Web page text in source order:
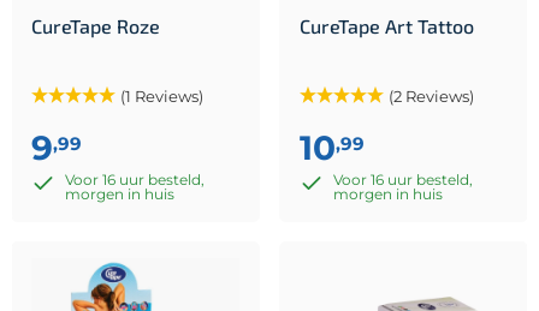
CureTape Roze
(1 Reviews)
9,99
Voor 16 uur besteld,
morgen in huis
CureTape Art Tattoo
(2 Reviews)
10,99
Voor 16 uur besteld,
morgen in huis